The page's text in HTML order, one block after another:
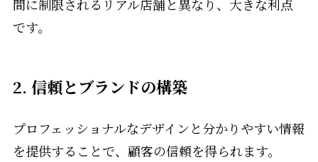
間に制限されるリアル店舗と異なり、大きな利点
です。
2. 信頼とブランドの構築
プロフェッショナルなデザインと分かりやすい情報
を提供することで、顧客の信頼を得られます。